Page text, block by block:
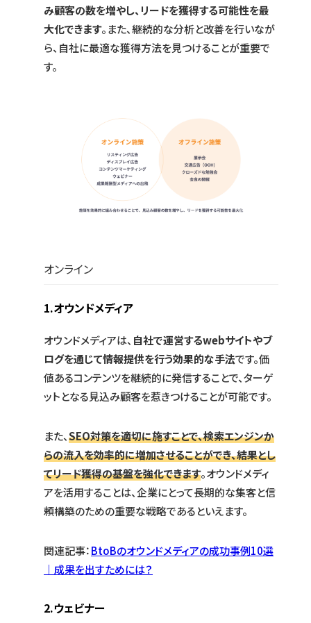
み顧客の数を増やし、リードを獲得する可能性を最
大化できます。また、継続的な分析と改善を行いなが
ら、自社に最適な獲得方法を見つけることが重要で
す。
オンライン
1.オウンドメディア
オウンドメディアは、 自社で運営するwebサイトやブ
ログを通じて情報提供を行う効果的な手法です。価
値あるコンテンツを継続的に発信することで、ターゲ
ットとなる見込み顧客を惹きつけることが可能です。
また、SEO対策を適切に施すことで、検索エンジンか
らの流入を効率的に増加させることができ、結果とし
てリード獲得の基盤を強化できます。オウンドメディ
アを活用することは、企業にとって長期的な集客と信
頼構築のための重要な戦略であるといえます。
関連記事：BtoBのオウンドメディアの成功事例10選
｜成果を出すためには？
2.ウェビナー